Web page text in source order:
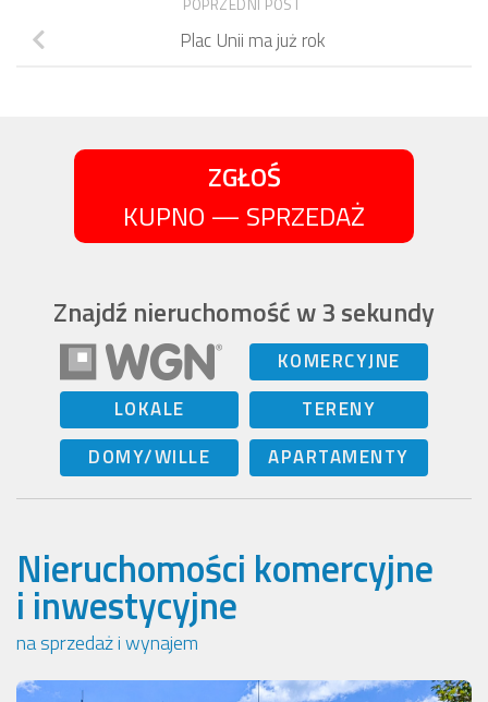
Plac Unii ma już rok
ZGŁOŚ
KUPNO — SPRZEDAŻ
Znajdź nieruchomość w 3 sekundy
KOMERCYJNE
LOKALE
TERENY
DOMY/WILLE
APARTAMENTY
Nieruchomości komercyjne
i inwestycyjne
na sprzedaż i wynajem